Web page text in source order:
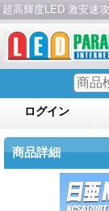
超高輝度LED 激安速
ログイン
商品詳細